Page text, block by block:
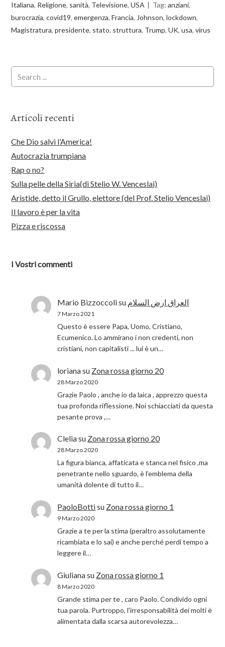
Italiana, Religione, sanità, Televisione,USA Tag:anziani,
burocrazia,covid19,emergenza,Francia, Johnson,lockdown,
Magistratura,presidente, stato, struttura, Trump,UK,usa,virus
Articoli recenti
Che Dio salvi l’America!
Autocrazia trumpiana
Rap o no?
Sulla pelle della Siria(di Stelio W. Venceslai)
Aristide, detto il Grullo, elettore (del Prof. Stelio Venceslai)
Il lavoro è per la vita
Pizza e riscossa
I Vostri commenti
Mario Bizzoccolisu العراق ارض السلام
7 Marzo 2021
Questo è essere Papa, Uomo, Cristiano,
Ecumenico. Lo ammirano i non credenti, non
cristiani, non capitalisti ... lui è un…
lorianasu Zona rossa giorno 20
28 Marzo 2020
Grazie Paolo , anche io da laica , apprezzo questa
tua profonda riflessione. Noi schiacciati da questa
pesante prova ,…
Cleliasu Zona rossa giorno 20
28 Marzo 2020
La figura bianca, affaticata e stanca nel fisico ,ma
penetrante nello sguardo, è l’emblema della
umanità dolente di tutto il…
PaoloBottisu Zona rossa giorno 1
9 Marzo 2020
Grazie a te per la stima (peraltro assolutamente
ricambiata e lo sai) e anche perché perdi tempo a
leggere il…
Giulianasu Zona rossa giorno 1
8 Marzo 2020
Grande stima per te , caro Paolo. Condivido ogni
tua parola. Purtroppo, l'irresponsabilità dei molti è
alimentata dalla scarsa autorevolezza…